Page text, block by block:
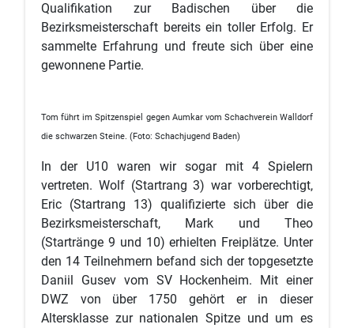
Qualifikation zur Badischen über die
Bezirksmeisterschaft bereits ein toller Erfolg. Er
sammelte Erfahrung und freute sich über eine
gewonnene Partie.
Tom führt im Spitzenspiel gegen Aumkar vom Schachverein Walldorf
die schwarzen Steine. (Foto: Schachjugend Baden)
In der U10 waren wir sogar mit 4 Spielern
vertreten. Wolf (Startrang 3) war vorberechtigt,
Eric (Startrang 13) qualifizierte sich über die
Bezirksmeisterschaft, Mark und Theo
(Startränge 9 und 10) erhielten Freiplätze. Unter
den 14 Teilnehmern befand sich der topgesetzte
Daniil Gusev vom SV Hockenheim. Mit einer
DWZ von über 1750 gehört er in dieser
Altersklasse zur nationalen Spitze und um es